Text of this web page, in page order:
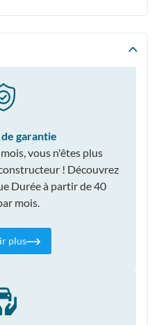
garantie
vous n'êtes plus
! Découvrez
Durée à partir de 40
mois.
plus